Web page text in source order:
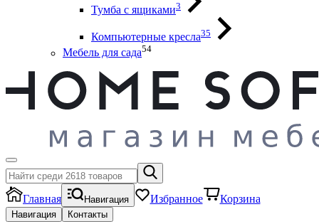
Тумба с ящиками3
Компьютерные кресла35
Мебель для сада54
Главная Навигация Избранное Корзина
Навигация Контакты